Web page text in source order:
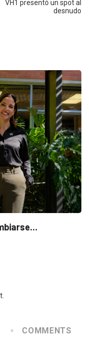
VH1 presentó un spot al
desnudo
de Cannes...
COMMENTS